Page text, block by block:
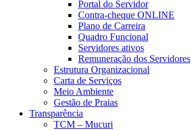
Portal do Servidor
Contra-cheque ONLINE
Plano de Carreira
Quadro Funcional
Servidores ativos
Remuneração dos Servidores
Estrutura Organizacional
Carta de Serviços
Meio Ambiente
Gestão de Praias
Transparência
TCM – Mucuri